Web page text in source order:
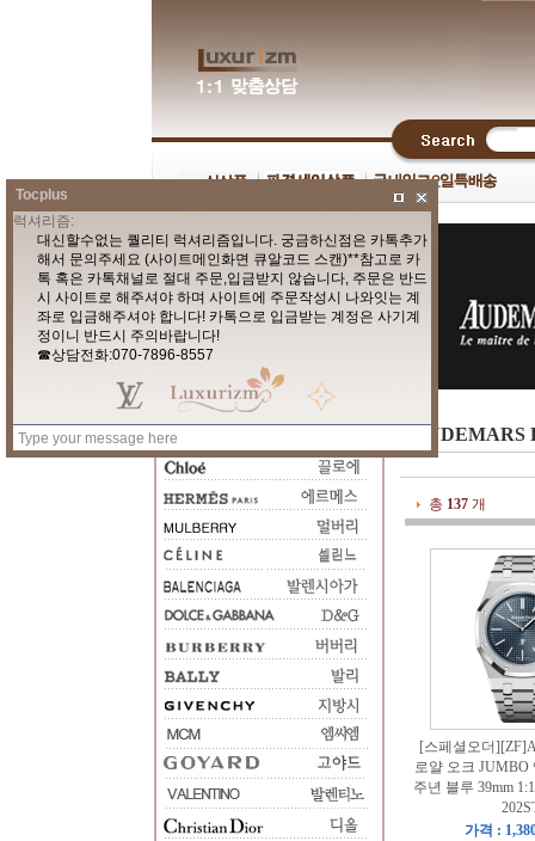
AUDEMARS
총 137 개
[스페셜오더
로얄 오크 JUMBO
주년 블루 39mm
가격 :
Tocplus